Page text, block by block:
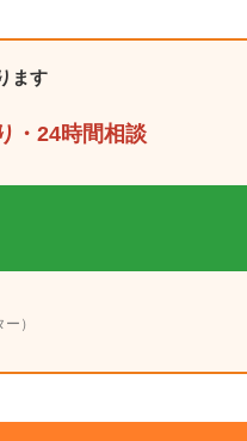
ます
・24時間相談
）